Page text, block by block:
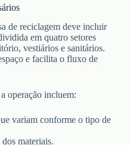
de reciclagem deve incluir
em quatro setores
vestiários e sanitários.
e facilita o fluxo de
operação incluem:
variam conforme o tipo de
materiais.